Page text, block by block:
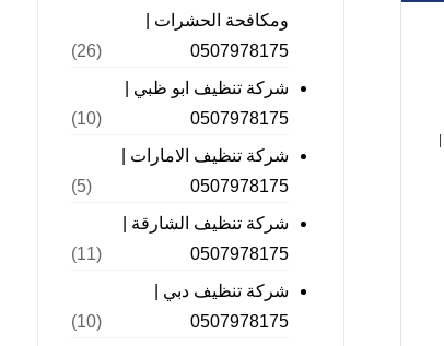
ومكافحة الحشرات |
0507978175
(26)
شركة تنظيف ابو ظبي |
0507978175
(10)
شركة تنظيف الامارات |
0507978175
(5)
شركة تنظيف الشارقة |
0507978175
(11)
شركة تنظيف دبي |
0507978175
(10)